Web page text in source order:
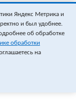
(ст.435 ГК РФ).
у менеджера.
Яндекс Метрика и
и был удобнее.
об обработке
обработки
на